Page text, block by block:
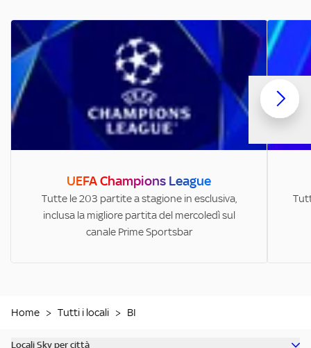
UEFA Champions League
Tutte le 203 partite a stagione in esclusiva,
inclusa la migliore partita del mercoledì sul
canale Prime Sportsbar
Home > Tutti i locali > BI
Locali Sky per città